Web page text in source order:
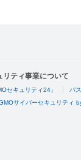
リティ事業について
セキュリティ24」 パ
サイバーセキュリティ